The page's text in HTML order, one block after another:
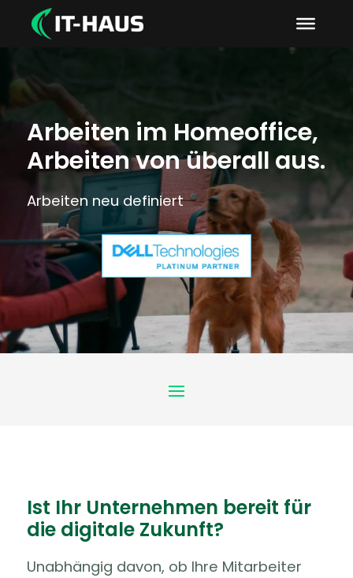
Arbeiten im Homeoffice,
Arbeiten von überall aus.
Arbeiten neu definiert
Ist Ihr Unternehmen bereit für
die digitale Zukunft?
Unabhängig davon, ob Ihre Mitarbeiter